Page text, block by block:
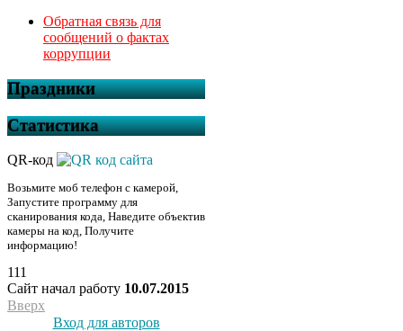
Обратная связь для
сообщений о фактах
коррупции
Праздники
Статистика
QR-код
Возьмите моб телефон с камерой,
Запустите программу для
сканирования кода, Наведите объектив
камеры на код, Получите
информацию!
111
Сайт начал работу 10.07.2015
Вверх
Вход для авторов